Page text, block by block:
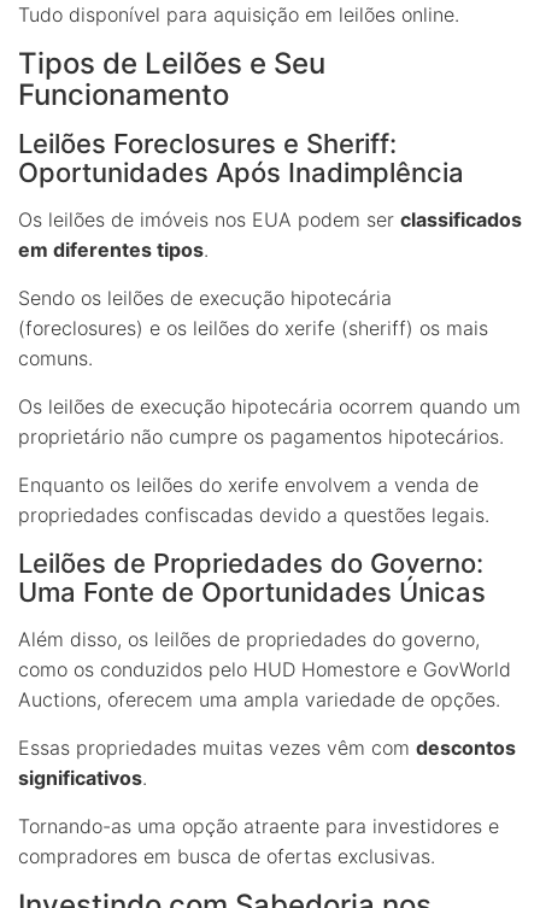
Tudo disponível para aquisição em leilões online.
Tipos de Leilões e Seu
Funcionamento
Leilões Foreclosures e Sheriff:
Oportunidades Após Inadimplência
Os leilões de imóveis nos EUA podem ser classificados
em diferentes tipos.
Sendo os leilões de execução hipotecária
(foreclosures) e os leilões do xerife (sheriff) os mais
comuns.
Os leilões de execução hipotecária ocorrem quando um
proprietário não cumpre os pagamentos hipotecários.
Enquanto os leilões do xerife envolvem a venda de
propriedades confiscadas devido a questões legais.
Leilões de Propriedades do Governo:
Uma Fonte de Oportunidades Únicas
Além disso, os leilões de propriedades do governo,
como os conduzidos pelo HUD Homestore e GovWorld
Auctions, oferecem uma ampla variedade de opções.
Essas propriedades muitas vezes vêm com descontos
significativos.
Tornando-as uma opção atraente para investidores e
compradores em busca de ofertas exclusivas.